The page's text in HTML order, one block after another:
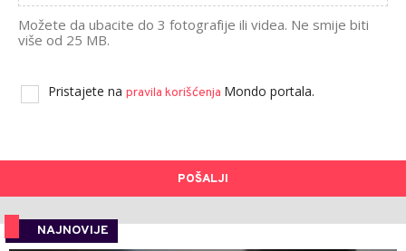
Možete da ubacite do 3 fotografije ili videa. Ne smije biti
više od 25 MB.
Pristajete na pravila korišćenja Mondo portala.
POŠALJI
NAJNOVIJE